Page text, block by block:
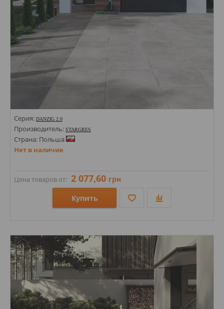
Серия: DANZIG 2.0
Производитель: STARGRES
Страна: Польша
Нет в наличие
Цена товаров от: 2 077,60 грн
Купить
Стили: Под бетон; Под камень;
Цвета: